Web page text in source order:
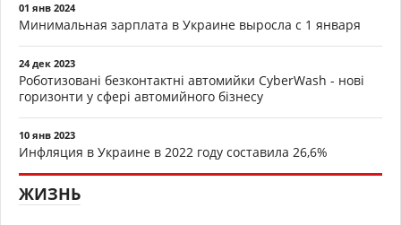
01 янв 2024
Минимальная зарплата в Украине выросла с 1 января
24 дек 2023
Роботизовані безконтактні автомийки CyberWash - нові
горизонти у сфері автомийного бізнесу
10 янв 2023
Инфляция в Украине в 2022 году составила 26,6%
ЖИЗНЬ